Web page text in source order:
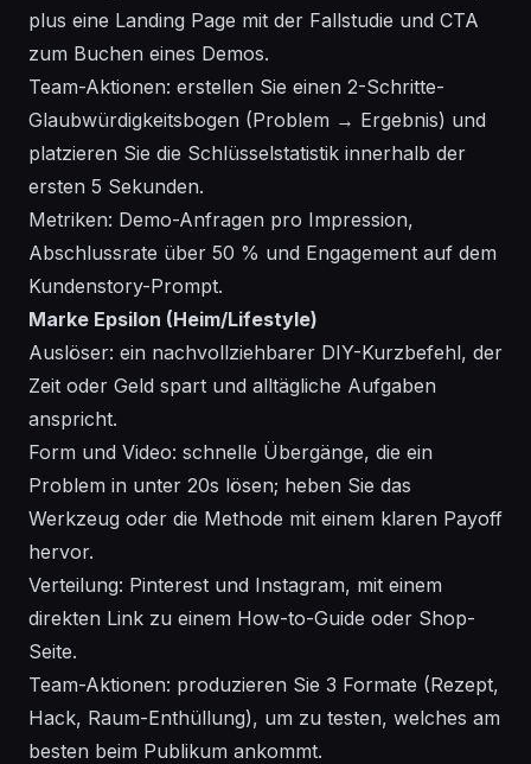
plus eine Landing Page mit der Fallstudie und CTA
zum Buchen eines Demos.
Team-Aktionen: erstellen Sie einen 2-Schritte-
Glaubwürdigkeitsbogen (Problem → Ergebnis) und
platzieren Sie die Schlüsselstatistik innerhalb der
ersten 5 Sekunden.
Metriken: Demo-Anfragen pro Impression,
Abschlussrate über 50 % und Engagement auf dem
Kundenstory-Prompt.
Marke Epsilon (Heim/Lifestyle)
Auslöser: ein nachvollziehbarer DIY-Kurzbefehl, der
Zeit oder Geld spart und alltägliche Aufgaben
anspricht.
Form und Video: schnelle Übergänge, die ein
Problem in unter 20s lösen; heben Sie das
Werkzeug oder die Methode mit einem klaren Payoff
hervor.
Verteilung: Pinterest und Instagram, mit einem
direkten Link zu einem How-to-Guide oder Shop-
Seite.
Team-Aktionen: produzieren Sie 3 Formate (Rezept,
Hack, Raum-Enthüllung), um zu testen, welches am
besten beim Publikum ankommt.